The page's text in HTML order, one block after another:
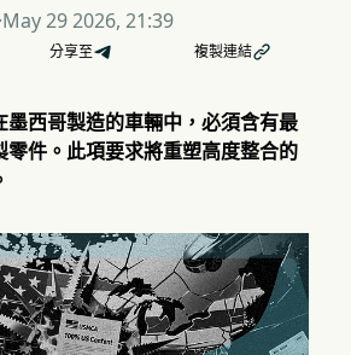
May 29 2026, 21:39
分享至 複製連結
墨西哥製造的車輛中，必須含有最
零件。此項要求將重塑高度整合的